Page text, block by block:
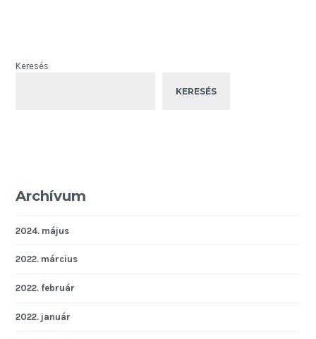
Keresés
KERESÉS
Archívum
2024. május
2022. március
2022. február
2022. január